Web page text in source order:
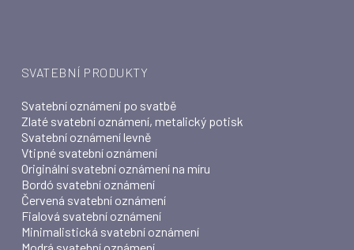
SVATEBNÍ PRODUKTY
Svatební oznámení po svatbě
Zlaté svatební oznámení, metalický potisk
Svatební oznámení levně
Vtipné svatební oznámení
Originální svatební oznámení na míru
Bordó svatební oznámení
Červená svatební oznámení
Fialová svatební oznámení
Minimalistická svatební oznámení